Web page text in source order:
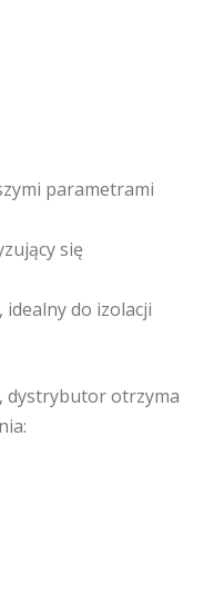
parametrami
się
do izolacji
dystrybutor otrzyma